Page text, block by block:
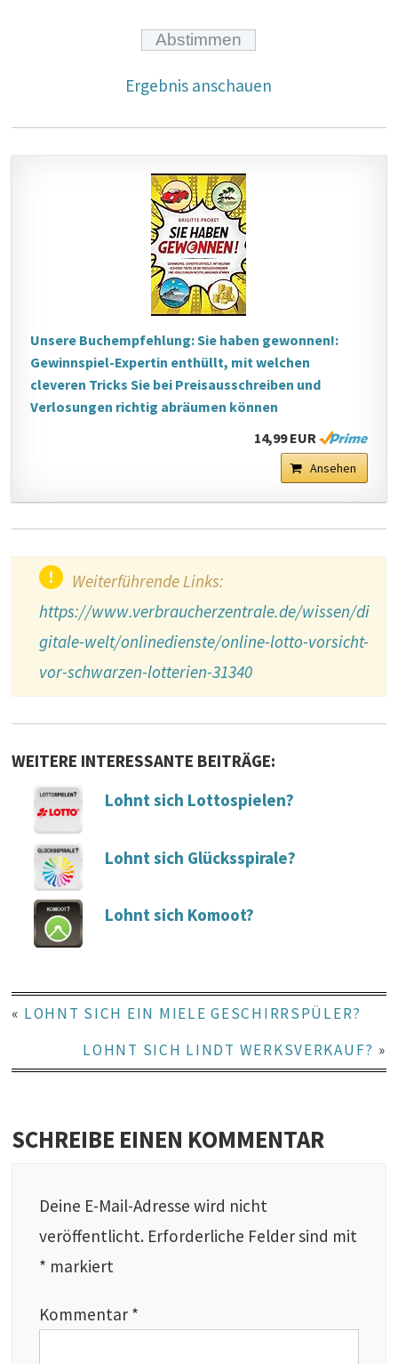
Ergebnis anschauen
Unsere Buchempfehlung: Sie haben gewonnen!:
Gewinnspiel-Expertin enthüllt, mit welchen
cleveren Tricks Sie bei Preisausschreiben und
Verlosungen richtig abräumen können
14,99 EUR
Ansehen
Weiterführende Links:
https://www.verbraucherzentrale.de/wissen/di
gitale-welt/onlinedienste/online-lotto-vorsicht-
vor-schwarzen-lotterien-31340
WEITERE INTERESSANTE BEITRÄGE:
Lohnt sich Lottospielen?
Lohnt sich Glücksspirale?
Lohnt sich Komoot?
« LOHNT SICH EIN MIELE GESCHIRRSPÜLER?
LOHNT SICH LINDT WERKSVERKAUF? »
SCHREIBE EINEN KOMMENTAR
Deine E-Mail-Adresse wird nicht
veröffentlicht. Erforderliche Felder sind mit
* markiert
Kommentar *